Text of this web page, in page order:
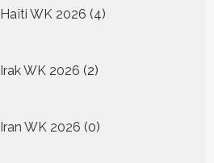
Haïti WK 2026 4
producten
Irak WK 2026 2
producten
Iran WK 2026 0
producten